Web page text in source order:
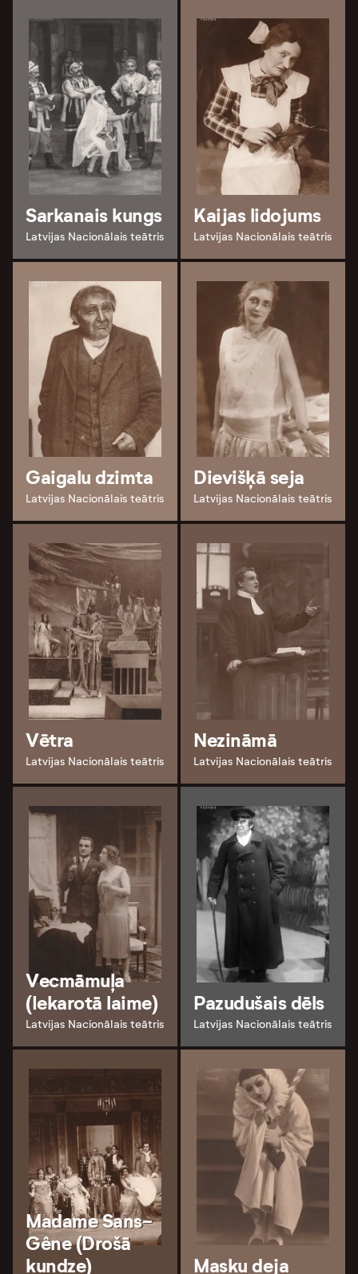
Sarkanais kungs
Latvijas Nacionālais teātris
Kaijas lidojums
Latvijas Nacionālais teātris
Gaigalu dzimta
Latvijas Nacionālais teātris
Dievišķā seja
Latvijas Nacionālais teātris
Vētra
Latvijas Nacionālais teātris
Nezināmā
Latvijas Nacionālais teātris
Vecmāmuļa
(Iekarotā laime)
Latvijas Nacionālais teātris
Pazudušais dēls
Latvijas Nacionālais teātris
Madame Sans-
Gêne (Drošā
kundze)
Masku deja